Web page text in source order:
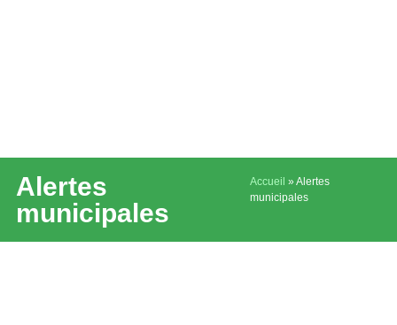
Alertes
municipales
Accueil »Alertes
municipales